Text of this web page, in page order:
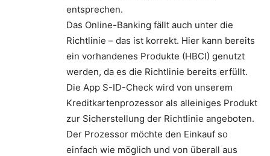
entsprechen.
Das Online-Banking fällt auch unter die
Richtlinie – das ist korrekt. Hier kann bereits
ein vorhandenes Produkte (HBCI) genutzt
werden, da es die Richtlinie bereits erfüllt.
Die App S-ID-Check wird von unserem
Kreditkartenprozessor als alleiniges Produkt
zur Sicherstellung der Richtlinie angeboten.
Der Prozessor möchte den Einkauf so
einfach wie möglich und von überall aus